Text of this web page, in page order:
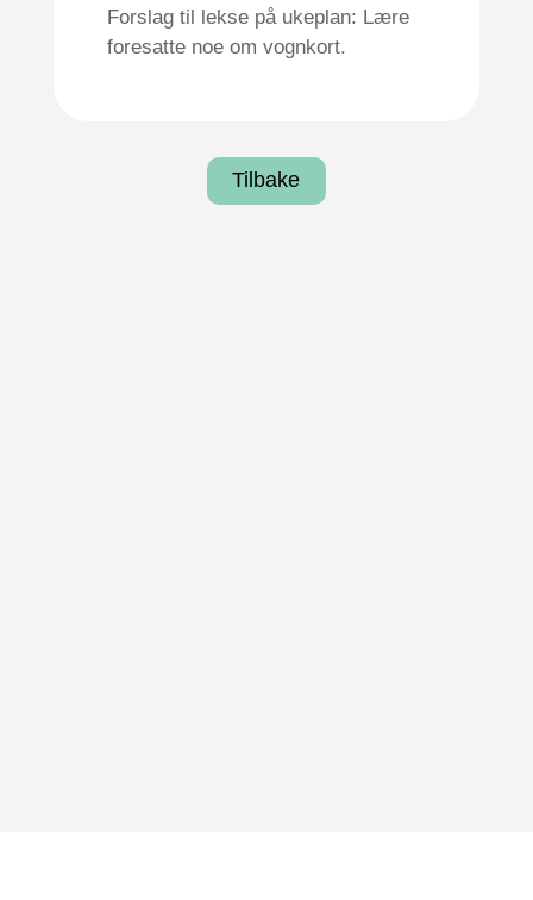
Forslag til lekse på ukeplan: Lære
foresatte noe om vognkort.
Tilbake